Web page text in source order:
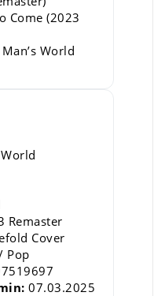
Come (2023
Man’s World
World
Remaster
Cover
Pop
07.03.2025